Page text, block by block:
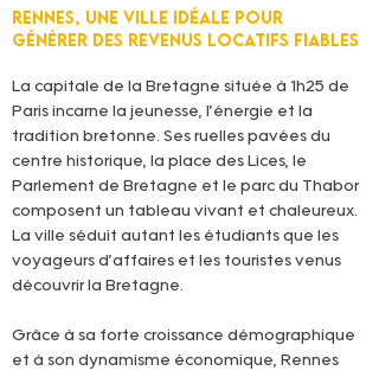
Rennes, une ville idéale pour
générer des revenus locatifs fiables
La capitale de la Bretagne située à 1h25 de
Paris incarne la jeunesse, l’énergie et la
tradition bretonne. Ses ruelles pavées du
centre historique, la place des Lices, le
Parlement de Bretagne et le parc du Thabor
composent un tableau vivant et chaleureux.
La ville séduit autant les étudiants que les
voyageurs d’affaires et les touristes venus
découvrir la Bretagne.
Grâce à sa forte croissance démographique
et à son dynamisme économique, Rennes